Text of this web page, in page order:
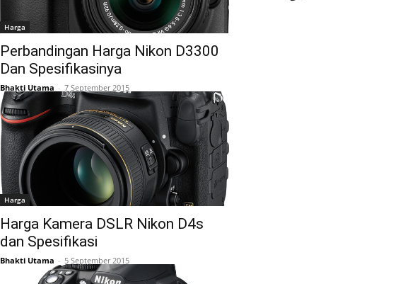
Harga
Perbandingan Harga Nikon D3300
Dan Spesifikasinya
Bhakti Utama - 7 September 2015
Harga
Harga Kamera DSLR Nikon D4s
dan Spesifikasi
Bhakti Utama - 5 September 2015